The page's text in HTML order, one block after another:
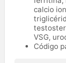
calcio
VSG,
Código